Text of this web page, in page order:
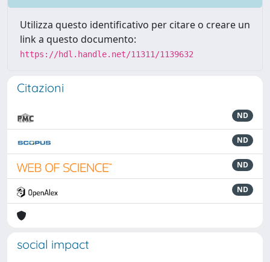
Utilizza questo identificativo per citare o creare un
link a questo documento:
https://hdl.handle.net/11311/1139632
Citazioni
ND
ND
ND
ND
social impact